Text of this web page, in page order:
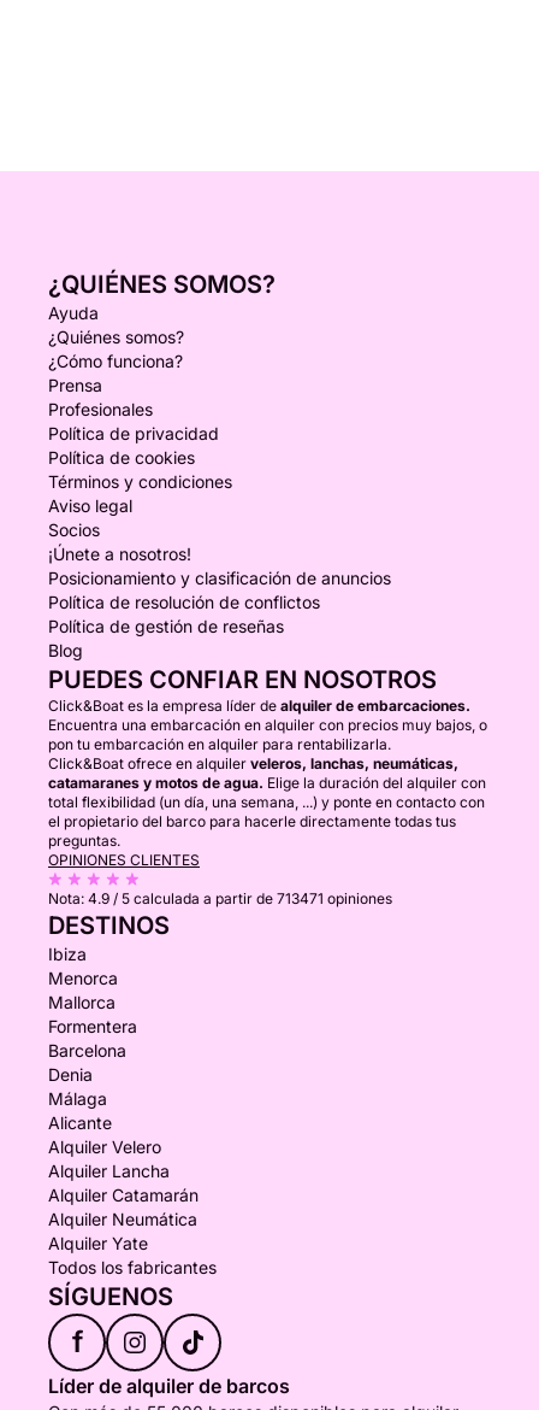
¿QUIÉNES SOMOS?
Ayuda
¿Quiénes somos?
¿Cómo funciona?
Prensa
Profesionales
Política de privacidad
Política de cookies
Términos y condiciones
Aviso legal
Socios
¡Únete a nosotros!
Posicionamiento y clasificación de anuncios
Política de resolución de conflictos
Política de gestión de reseñas
Blog
PUEDES CONFIAR EN NOSOTROS
Click&Boat es la empresa líder de alquiler de embarcaciones.
Encuentra una embarcación en alquiler con precios muy bajos, o
pon tu embarcación en alquiler para rentabilizarla.
Click&Boat ofrece en alquiler veleros, lanchas, neumáticas,
catamaranes y motos de agua. Elige la duración del alquiler con
total flexibilidad (un día, una semana, ...) y ponte en contacto con
el propietario del barco para hacerle directamente todas tus
preguntas.
OPINIONES CLIENTES
Nota: 4.9 / 5 calculada a partir de 713471 opiniones
DESTINOS
Ibiza
Menorca
Mallorca
Formentera
Barcelona
Denia
Málaga
Alicante
Alquiler Velero
Alquiler Lancha
Alquiler Catamarán
Alquiler Neumática
Alquiler Yate
Todos los fabricantes
SÍGUENOS
f
Líder de alquiler de barcos